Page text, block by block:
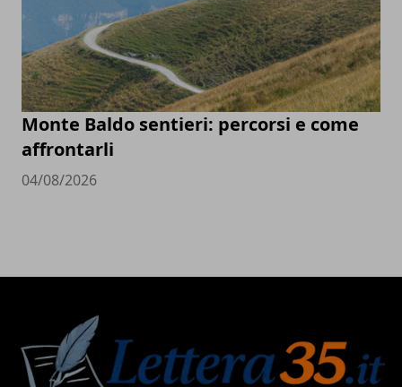
Monte Baldo sentieri: percorsi e come
affrontarli
04/08/2026